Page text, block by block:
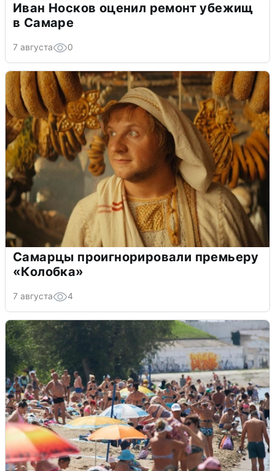
Иван Носков оценил ремонт убежищ
в Самаре
7 августа 0
Самарцы проигнорировали премьеру
«Колобка»
7 августа 4